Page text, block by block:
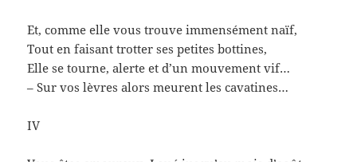
Et, comme elle vous trouve immensément naïf,
Tout en faisant trotter ses petites bottines,
Elle se tourne, alerte et d’un mouvement vif…
– Sur vos lèvres alors meurent les cavatines…
IV